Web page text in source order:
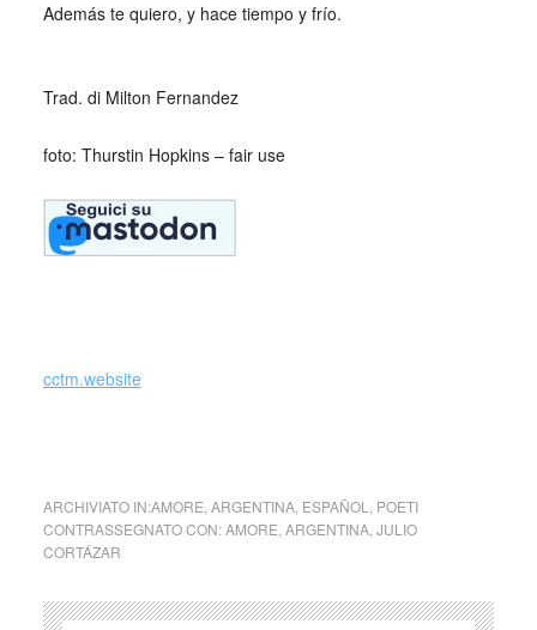
Además te quiero, y hace tiempo y frío.
Trad. di Milton Fernandez
foto: Thurstin Hopkins – fair use
cctm.website
ARCHIVIATO IN:AMORE ARGENTINA, ESPAÑOL
POETI
CONTRASSEGNATO CON:AMORE ARGENTINA, JULIO
CORTÁZAR